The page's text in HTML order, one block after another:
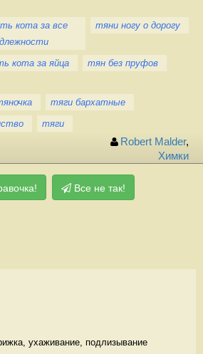
кота за все
тяни ногу о дорогу
кота за яйца
тян без пруфов
тяги бархатные
тяги
Robert Malder,
Химки
Все не так!
ухаживание, подлизывание